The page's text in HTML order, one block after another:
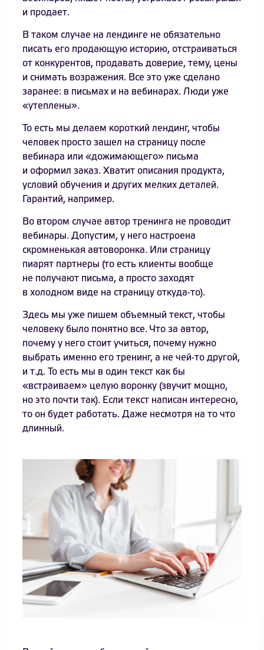
и продает.
В таком случае на лендинге не обязательно
писать его продающую историю, отстраиваться
от конкурентов, продавать доверие, тему, цены
и снимать возражения. Все это уже сделано
заранее: в письмах и на вебинарах. Люди уже
«утеплены».
То есть мы делаем короткий лендинг, чтобы
человек просто зашел на страницу после
вебинара или «дожимающего» письма
и оформил заказ. Хватит описания продукта,
условий обучения и других мелких деталей.
Гарантий, например.
Во втором случае автор тренинга не проводит
вебинары. Допустим, у него настроена
скромненькая автоворонка. Или страницу
пиарят партнеры (то есть клиенты вообще
не получают письма, а просто заходят
в холодном виде на страницу откуда-то).
Здесь мы уже пишем объемный текст, чтобы
человеку было понятно все. Что за автор,
почему у него стоит учиться, почему нужно
выбрать именно его тренинг, а не чей-то другой,
и т.д. То есть мы в один текст как бы
«встраиваем» целую воронку (звучит мощно,
но это почти так). Если текст написан интересно,
то он будет работать. Даже несмотря на то что
длинный.